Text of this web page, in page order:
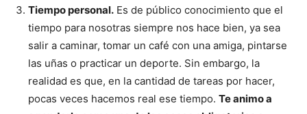
Tiempo personal. Es de público conocimiento que el
tiempo para nosotras siempre nos hace bien, ya sea
salir a caminar, tomar un café con una amiga, pintarse
las uñas o practicar un deporte. Sin embargo, la
realidad es que, en la cantidad de tareas por hacer,
pocas veces hacemos real ese tiempo. Te animo a